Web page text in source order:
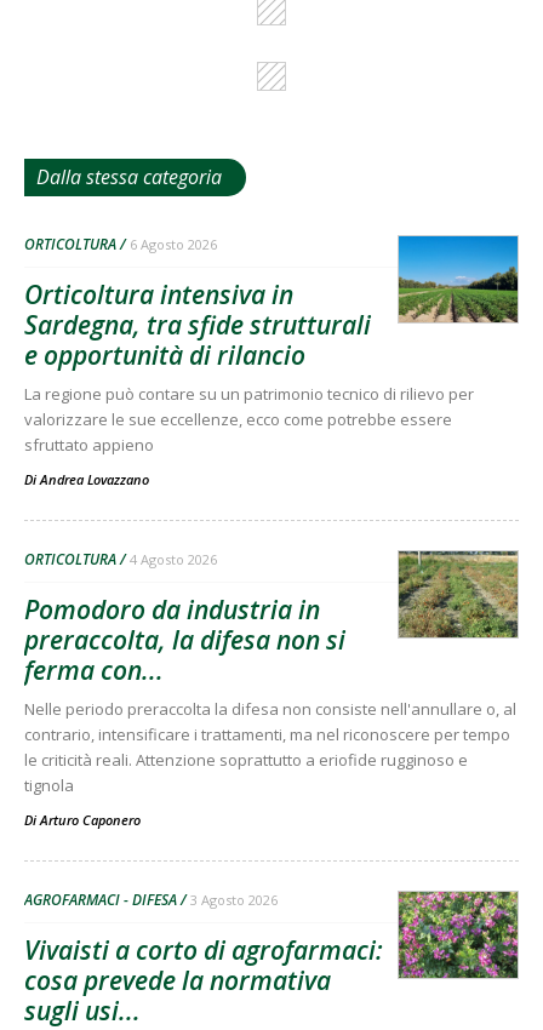
Dalla stessa categoria
ORTICOLTURA 6 Agosto 2026
Orticoltura intensiva in
Sardegna, tra sfide strutturali
e opportunità di rilancio
La regione può contare su un patrimonio tecnico di rilievo per
valorizzare le sue eccellenze, ecco come potrebbe essere
sfruttato appieno
DiAndrea Lovazzano
ORTICOLTURA 4 Agosto 2026
Pomodoro da industria in
preraccolta, la difesa non si
ferma con...
Nelle periodo preraccolta la difesa non consiste nell'annullare o, al
contrario, intensificare i trattamenti, ma nel riconoscere per tempo
le criticità reali. Attenzione soprattutto a eriofide rugginoso e
tignola
DiArturo Caponero
AGROFARMACI - DIFESA 3 Agosto 2026
Vivaisti a corto di agrofarmaci:
cosa prevede la normativa
sugli usi...